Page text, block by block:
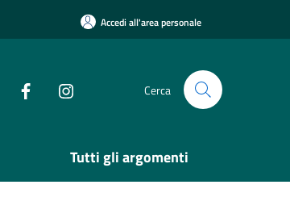
Accedi all'area personale
Cerca
Tutti gli argomenti